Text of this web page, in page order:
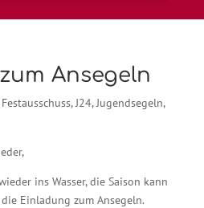
Ansegeln
Festausschuss,J24,Jugendsegeln,
ins Wasser, die Saison kann
Einladung zum Ansegeln.